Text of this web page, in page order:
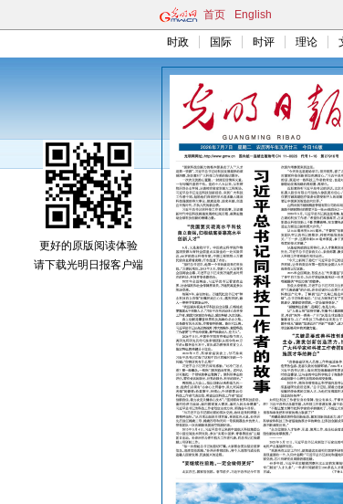
首页 English
时政 国际 时评 理论
更好的原版阅读体验
请下载光明日报客户端